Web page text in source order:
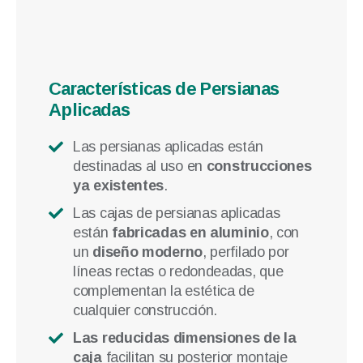
Características de Persianas
Aplicadas
Las persianas aplicadas están
destinadas al uso en construcciones
ya existentes.
Las cajas de persianas aplicadas
están fabricadas en aluminio, con
un diseño moderno, perfilado por
líneas rectas o redondeadas, que
complementan la estética de
cualquier construcción.
Las reducidas dimensiones de la
cajafacilitan su posterior montaje